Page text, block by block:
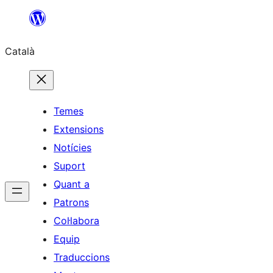
contingut
Català
Temes
Extensions
Notícies
Suport
Quant a
Patrons
Col·labora
Equip
Traduccions